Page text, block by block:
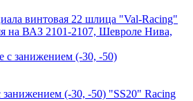
винтовая 22 шлица "Val-Racing"
на ВАЗ 2101-2107, Шевроле Нива,
занижением (-30, -50) "SS20" Racing